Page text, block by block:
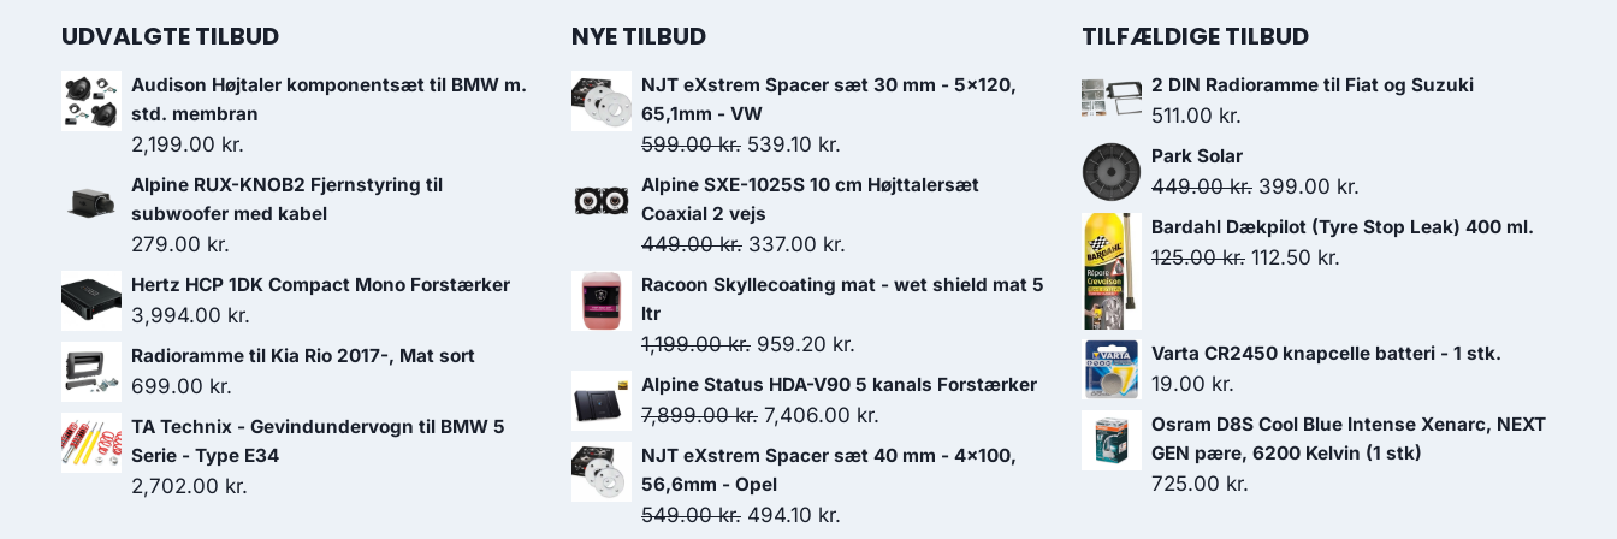
UDVALGTE TILBUD
Audison Højtaler komponentsæt til BMW m.
std. membran
2,199.00 kr.
Alpine RUX-KNOB2 Fjernstyring til
subwoofer med kabel
279.00 kr.
Hertz HCP 1DK Compact Mono Forstærker
3,994.00 kr.
Radioramme til Kia Rio 2017-, Mat sort
699.00 kr.
TA Technix - Gevindundervogn til BMW 5
Serie - Type E34
2,702.00 kr.
NYE TILBUD
NJT eXstrem Spacer sæt 30 mm - 5x120,
65,1mm - VW
599.00kr. Den
oprindelige
pris
var:
599.00 kr..
539.10 kr.
aktuelle
er:
539.10 kr..
Alpine SXE-1025S 10 cm Højttalersæt
Coaxial 2 vejs
449.00kr. Den
oprindelige
var:
449.00 kr..
337.00 kr.
aktuelle
er:
337.00 kr..
Racoon Skyllecoating mat - wet shield mat 5
ltr
1,199.00kr. Den
oprindelige
pris
1,199.00 kr..
959.20 kr.
aktuelle
pris
Alpine Status HDA-V90 5 kanals Forstærker
7,899.00kr. Den
oprindelige
pris
var:
7,406.00 kr.
aktuelle
NJT eXstrem Spacer sæt 40 mm - 4x100,
56,6mm - Opel
549.00kr. Den
494.10 kr.
TILFÆLDIGE TILBUD
2 DIN Radioramme til Fiat og Suzuki
511.00 kr.
Park Solar
449.00kr. Den
oprindelige
pris
399.00 kr.
aktuelle
Bardahl Dækpilot (Tyre Stop Leak) 400 ml.
125.00kr. Den
var:
112.50 kr.
er:
Varta CR2450 knapcelle batteri - 1 stk.
19.00 kr.
Osram D8S Cool Blue Intense Xenarc, NEXT
GEN pære, 6200 Kelvin (1 stk)
725.00 kr.